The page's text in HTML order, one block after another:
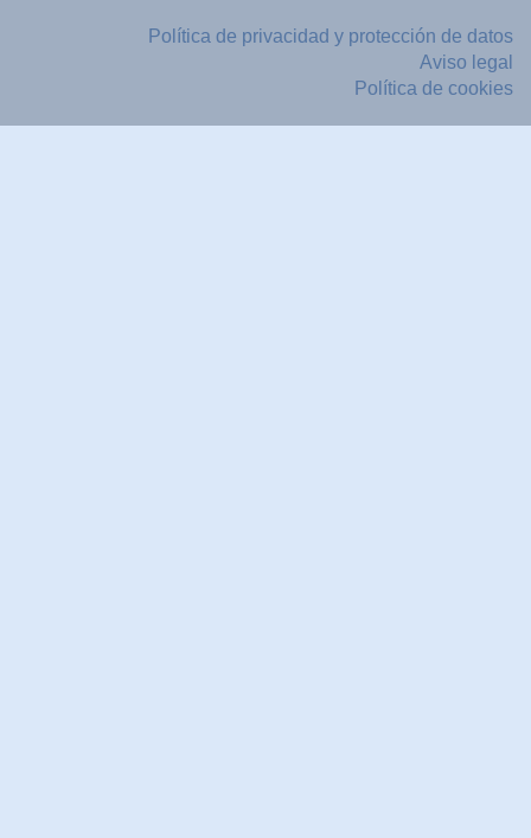
Política de privacidad y protección de datos
Aviso legal
Política de cookies